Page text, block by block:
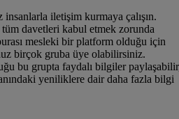
insanlarla iletişim kurmaya çalışın.
davetleri kabul etmek zorunda
mesleki bir platform olduğu için
birçok gruba üye olabilirsiniz.
bu grupta faydalı bilgiler
yeniliklere dair daha fazla bilgi